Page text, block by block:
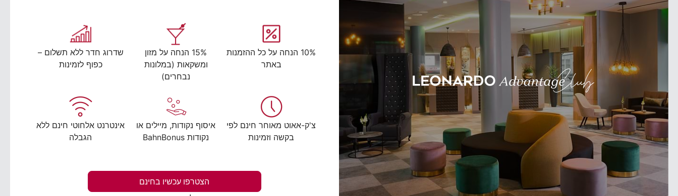
10% הנחה על כל ההזמנות
באתר
15% הנחה על מזון
ומשקאות (במלונות
נבחרים)
שדרוג חדר ללא תשלום –
כפוף לזמינות
צ'ק-אאוט מאוחר חינם לפי
בקשה וזמינות
איסוף נקודות, מיילים או
נקודות BahnBonus
אינטרנט אלחוטי חינם ללא
הגבלה
הצטרפו עכשיו בחינם